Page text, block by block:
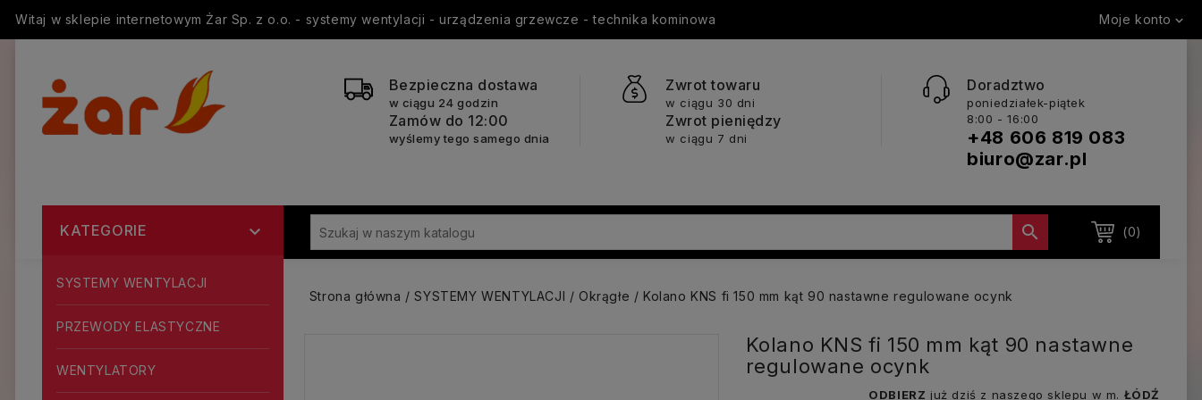
Witaj w sklepie internetowym Żar Sp. z o.o. - systemy wentylacji - urządzenia grzewcze - technika kominowa Moje konto 
Bezpieczna dostawa
w ciągu 24 godzin
Zamów do 12:00
wyślemy tego samego dnia
Zwrot towaru
w ciągu 30 dni
Zwrot pieniędzy
w ciągu 7 dni
Doradztwo
poniedziałek-piątek
8:00 - 16:00
+48 606 819 083
biuro@zar.pl
(0)

KATEGORIE 
SYSTEMY WENTYLACJI
PRZEWODY ELASTYCZNE
WENTYLATORY
Strona główna SYSTEMY WENTYLACJI Okrągłe Kolano KNS fi 150 mm kąt 90 nastawne regulowane ocynk
Kolano KNS fi 150 mm kąt 90 nastawne
regulowane ocynk
ODBIERZ już dziś z naszego sklepu w m. ŁÓDŹ